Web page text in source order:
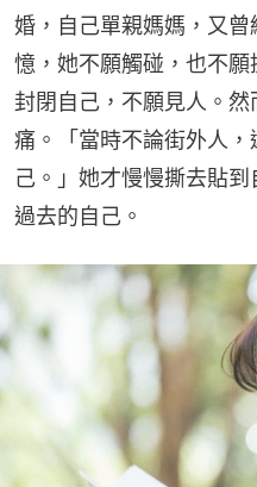
婚，自己單親媽媽，又
憶，她不願觸碰，也不
封閉自己，不願見人。
痛。「當時不論街外人
己。」她才慢慢撕去貼
過去的自己。